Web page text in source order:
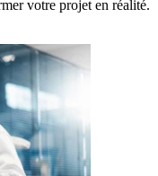
votre projet en réalité.